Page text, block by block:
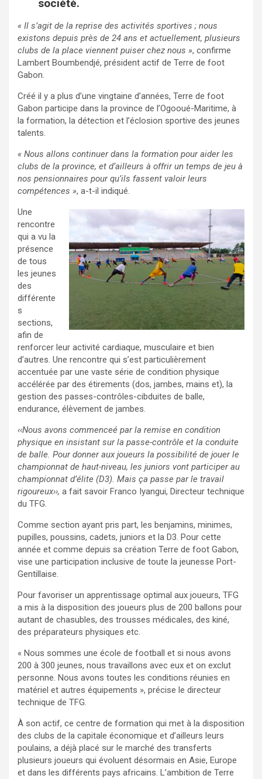
société.
« Il s’agit de la reprise des activités sportives ; nous
existons depuis près de 24 ans et actuellement, plusieurs
clubs de la place viennent puiser chez nous », confirme
Lambert Boumbendjé, président actif de Terre de foot
Gabon.
Créé il y a plus d’une vingtaine d’années, Terre de foot
Gabon participe dans la province de l’Ogooué-Maritime, à
la formation, la détection et l’éclosion sportive des jeunes
talents.
« Nous allons continuer dans la formation pour aider les
clubs de la province, et d’ailleurs à offrir un temps de jeu à
nos pensionnaires pour qu’ils fassent valoir leurs
compétences », a-t-il indiqué.
Une
rencontre
qui a vu la
présence
de tous
les jeunes
des
différente
s
sections,
afin de
renforcer leur activité cardiaque, musculaire et bien
d’autres. Une rencontre qui s’est particulièrement
accentuée par une vaste série de condition physique
accélérée par des étirements (dos, jambes, mains et), la
gestion des passes-contrôles-cibduites de balle,
endurance, élèvement de jambes.
‹‹Nous avons commenceé par la remise en condition
physique en insistant sur la passe-contrôle et la conduite
de balle. Pour donner aux joueurs la possibilité de jouer le
championnat de haut-niveau, les juniors vont participer au
championnat d’élite (D3). Mais ça passe par le travail
rigoureux››, a fait savoir Franco Iyangui, Directeur technique
du TFG.
Comme section ayant pris part, les benjamins, minimes,
pupilles, poussins, cadets, juniors et la D3. Pour cette
année et comme depuis sa création Terre de foot Gabon,
vise une participation inclusive de toute la jeunesse Port-
Gentillaise.
Pour favoriser un apprentissage optimal aux joueurs, TFG
a mis à la disposition des joueurs plus de 200 ballons pour
autant de chasubles, des trousses médicales, des kiné,
des préparateurs physiques etc.
« Nous sommes une école de football et si nous avons
200 à 300 jeunes, nous travaillons avec eux et on exclut
personne. Nous avons toutes les conditions réunies en
matériel et autres équipements », précise le directeur
technique de TFG.
À son actif, ce centre de formation qui met à la disposition
des clubs de la capitale économique et d’ailleurs leurs
poulains, a déjà placé sur le marché des transferts
plusieurs joueurs qui évoluent désormais en Asie, Europe
et dans les différents pays africains. L’ambition de Terre